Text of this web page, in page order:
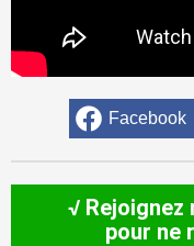
Facebook
√ Rejoignez
pour ne